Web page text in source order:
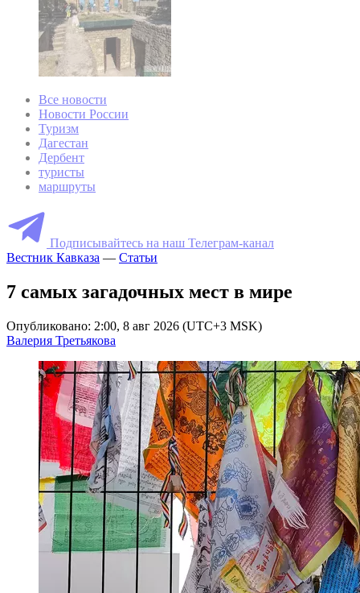
Все новости
Новости России
Туризм
Дагестан
Дербент
туристы
маршруты
Подписывайтесь на наш Телеграм-канал
Вестник Кавказа — Статьи
7 самых загадочных мест в мире
Опубликовано: 2:00, 8 авг 2026 (UTC+3 MSK)
Валерия Третьякова